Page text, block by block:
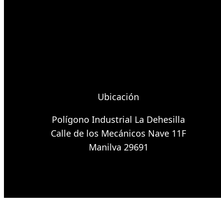
Ubicación
Polígono Industrial La Dehesilla
Calle de los Mecánicos Nave 11F
Manilva 29691